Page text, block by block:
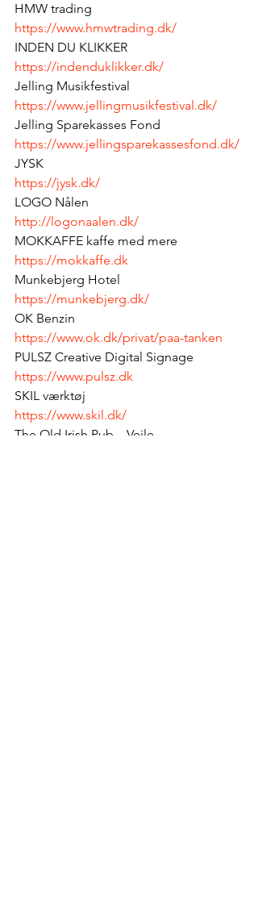
HMW trading
https://www.hmwtrading.dk/
INDEN DU KLIKKER
https://indenduklikker.dk/
Jelling Musikfestival
https://www.jellingmusikfestival.dk/
Jelling Sparekasses Fond
https://www.jellingsparekassesfond.dk/
JYSK
https://jysk.dk/
LOGO Nålen
http://logonaalen.dk/
MOKKAFFE kaffe med mere
https://mokkaffe.dk
Munkebjerg Hotel
https://munkebjerg.dk/
OK Benzin
https://www.ok.dk/privat/paa-tanken
PULSZ Creative Digital Signage
https://www.pulsz.dk
SKIL værktøj
https://www.skil.dk/
The Old Irish Pub – Vejle